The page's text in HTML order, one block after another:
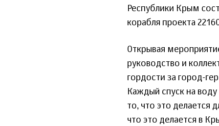
Республики Крым
корабля проекта
Открывая
руководство и
гордости за город-
Каждый спуск на
то, что это делается
что это делается в